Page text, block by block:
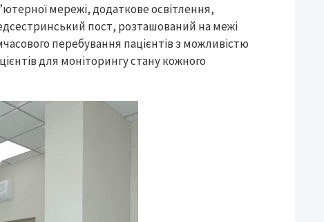
мережі, додаткове освітлення,
пост, розташований на межі
перебування пацієнтів з можливістю
для моніторингу стану кожного